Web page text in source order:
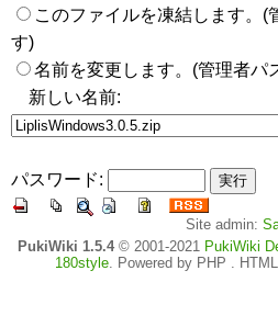
このファイルを凍結します。(
す)
名前を変更します。(管理者パ
新しい名前:
パスワード:
Site admin:
PukiWiki 1.5.4© 2001-2021 PukiWiki
180style. Powered by PHP .